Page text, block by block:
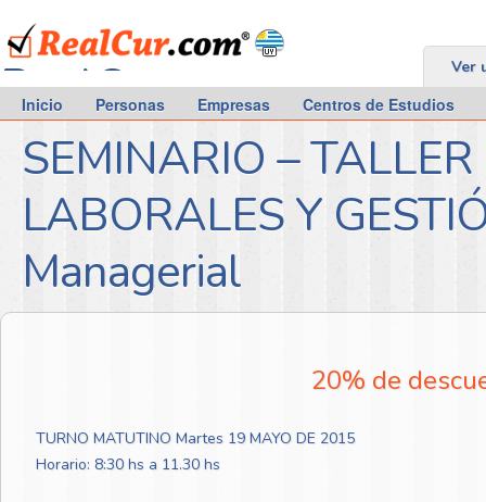
RealCur.com Ver
Inicio Personas Empresas Centros de Estudios
SEMINARIO –
LABORALES Y
Managerial
20% de
TURNO MATUTINO Martes 19 MAYO DE 2015
Horario: 8:30 hs a 11.30 hs